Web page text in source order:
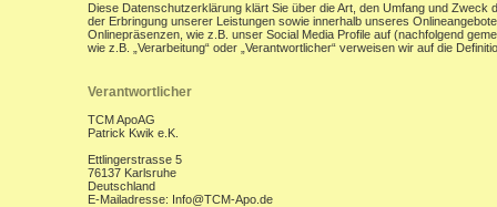
Diese Datenschutzerklärung klärt Sie über die Art, den Umfang und
der Erbringung unserer Leistungen sowie innerhalb unseres
Onlinepräsenzen, wie z.B. unser Social Media Profile auf (nachfolgend
wie z.B. „Verarbeitung“ oder „Verantwortlicher“ verweisen wir auf die
Verantwortlicher
TCM ApoAG
Patrick Kwik e.K.
Ettlingerstrasse 5
76137 Karlsruhe
Deutschland
E-Mailadresse: Info@TCM-Apo.de